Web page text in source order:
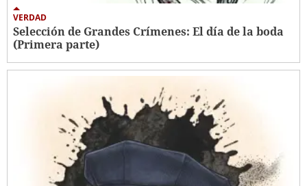
VERDAD
Selección de Grandes Crímenes: El día de la boda
(Primera parte)